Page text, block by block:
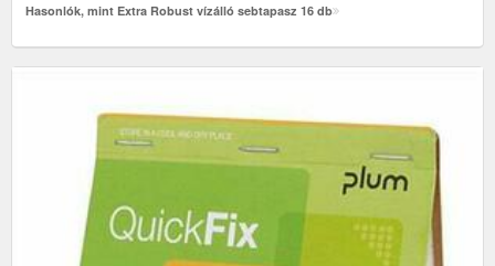
Hasonlók, mint Extra Robust vízálló sebtapasz 16 db